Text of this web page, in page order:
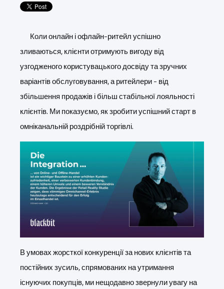
Коли онлайн і офлайн-ритейл успішно
зливаються, клієнти отримують вигоду від
узгодженого користувацького досвіду та зручних
варіантів обслуговування, а ритейлери - від
збільшення продажів і більш стабільної лояльності
клієнтів. Ми показуємо, як зробити успішний старт в
омніканальній роздрібній торгівлі.
В умовах жорсткої конкуренції за нових клієнтів та
постійних зусиль, спрямованих на утримання
існуючих покупців, ми нещодавно звернули увагу на